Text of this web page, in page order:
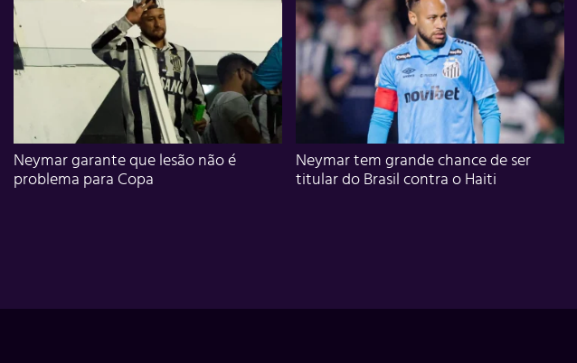
Neymar garante que lesão não é
problema para Copa
Neymar tem grande chance de ser
titular do Brasil contra o Haiti